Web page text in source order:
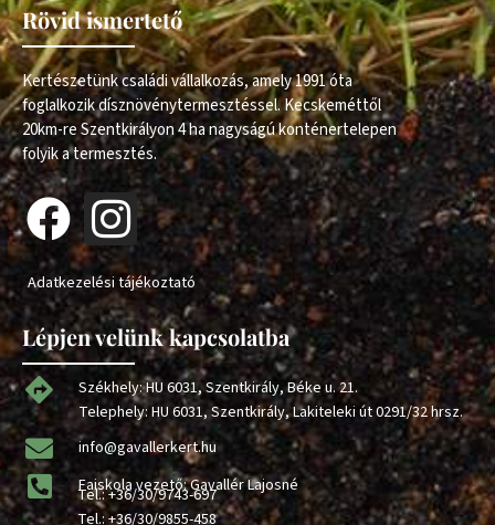
Rövid ismertető
Kertészetünk családi vállalkozás, amely 1991 óta
foglalkozik dísznövénytermesztéssel. Kecskeméttől
20km-re Szentkirályon 4 ha nagyságú konténertelepen
folyik a termesztés.
Adatkezelési tájékoztató
Lépjen velünk kapcsolatba
Székhely: HU 6031, Szentkirály, Béke u. 21.
Telephely: HU 6031, Szentkirály, Lakiteleki út 0291/32 hrsz.
info@gavallerkert.hu
Faiskola vezető: Gavallér Lajosné
Tel.:+36/30/9743-697
Tel.:+36/30/9855-458